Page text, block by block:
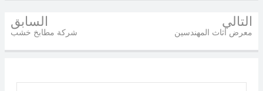
التالي
معرض اثاث المهندسين
السابق
شركة مطابخ خشب